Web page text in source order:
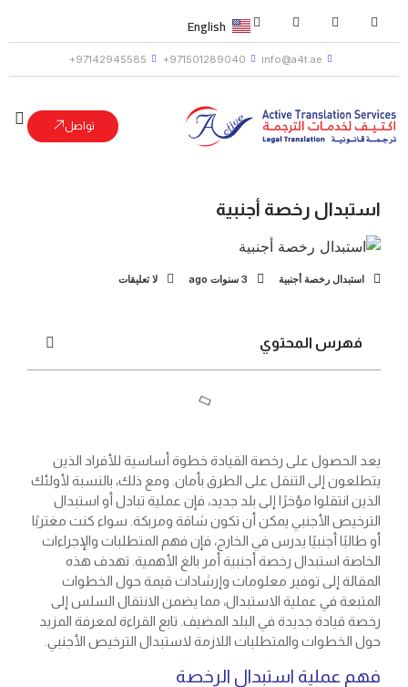
info@a4t.ae
971501289040+
97142945585+
English
تواصل
استبدال رخصة أجنبية
استبدال رخصة أجنبية 3 سنوات ago لا تعليقات
فهرس المحتوي
يعد الحصول على رخصة القيادة خطوة أساسية للأفراد الذين
يتطلعون إلى التنقل على الطرق بأمان. ومع ذلك، بالنسبة لأولئك
الذين انتقلوا مؤخرًا إلى بلد جديد، فإن عملية تبادل أو استبدال
الترخيص الأجنبي يمكن أن تكون شاقة ومربكة. سواء كنت مغتربًا
أو طالبًا أجنبيًا يدرس في الخارج، فإن فهم المتطلبات والإجراءات
الخاصة استبدال رخصة أجنبية أمر بالغ الأهمية. تهدف هذه
المقالة إلى توفير معلومات وإرشادات قيمة حول الخطوات
المتبعة في عملية الاستبدال، مما يضمن الانتقال السلس إلى
رخصة قيادة جديدة في البلد المضيف. تابع القراءة لمعرفة المزيد
حول الخطوات والمتطلبات اللازمة لاستبدال الترخيص الأجنبي.
فهم عملية استبدال الرخصة